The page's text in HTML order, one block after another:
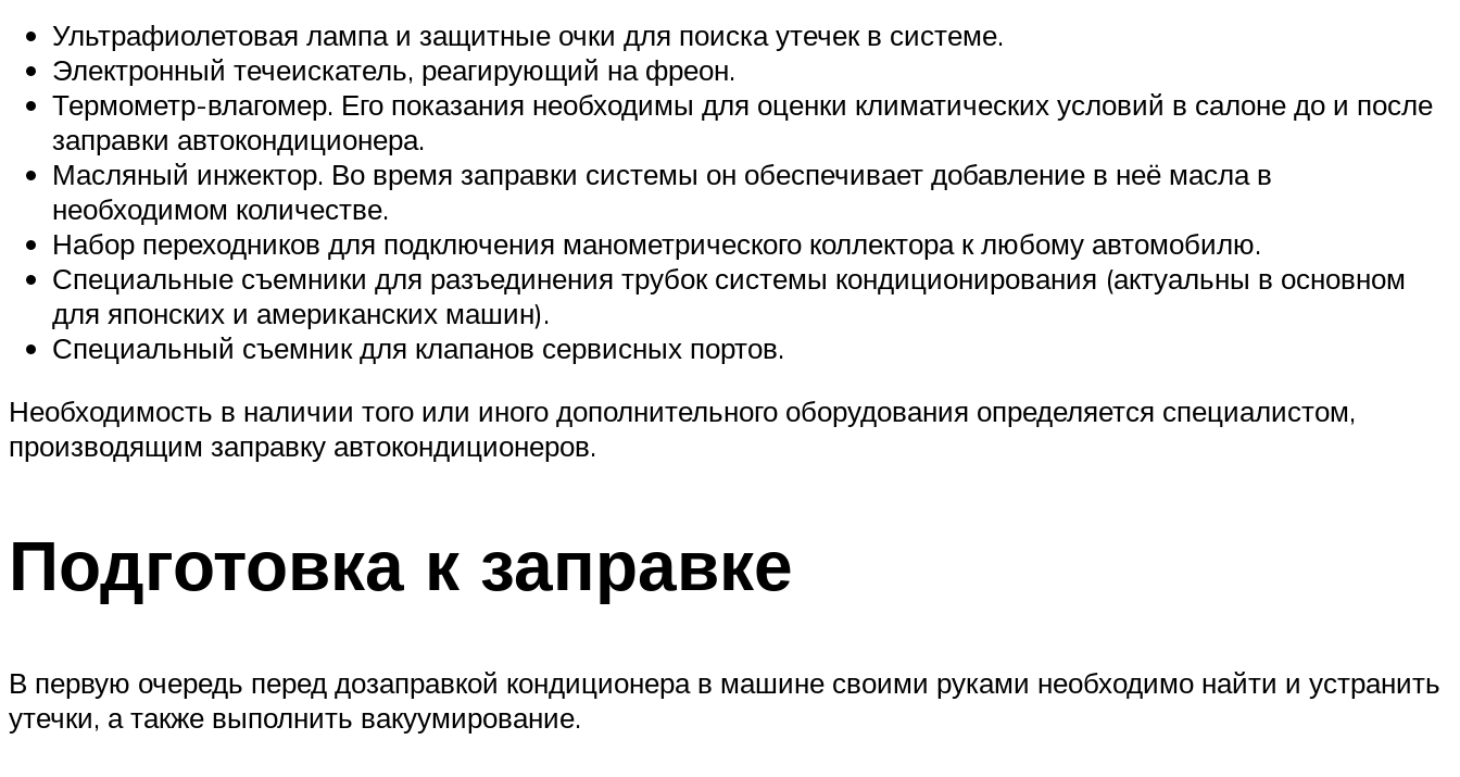
Ультрафиолетовая лампа и защитные очки для поиска утечек в системе.
Электронный течеискатель, реагирующий на фреон.
Термометр-влагомер. Его показания необходимы для оценки климатических условий в салоне до и после
заправки автокондиционера.
Масляный инжектор. Во время заправки системы он обеспечивает добавление в неё масла в
необходимом количестве.
Набор переходников для подключения манометрического коллектора к любому автомобилю.
Специальные съемники для разъединения трубок системы кондиционирования (актуальны в основном
для японских и американских машин).
Специальный съемник для клапанов сервисных портов.
Необходимость в наличии того или иного дополнительного оборудования определяется специалистом,
производящим заправку автокондиционеров.
Подготовка к заправке
В первую очередь перед дозаправкой кондиционера в машине своими руками необходимо найти и устранить
утечки, а также выполнить вакуумирование.